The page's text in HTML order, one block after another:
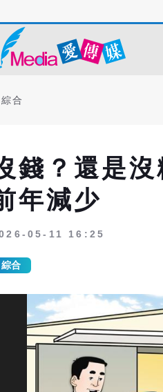
綜合
錢？還是
年減少
05-11 16:25
綜合